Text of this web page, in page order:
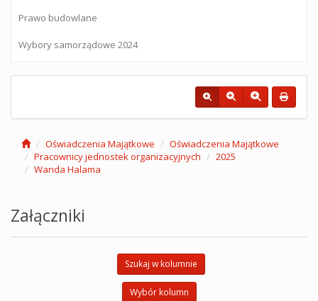
Prawo budowlane
Wybory samorządowe 2024
Oświadczenia Majątkowe
Oświadczenia Majątkowe
Pracownicy jednostek organizacyjnych
2025
Wanda Halama
Załączniki
Szukaj w kolumnie
Wybór kolumn